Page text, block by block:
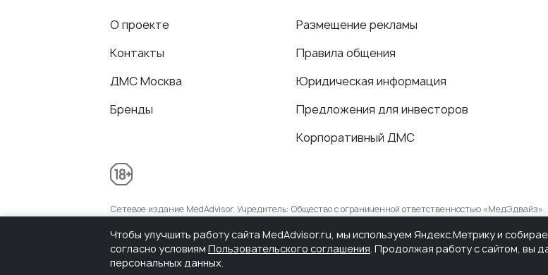
О проекте
Контакты
ДМС Москва
Бренды
Размещение рекламы
Правила общения
Юридическая информация
Предложения для инвесторов
Корпоративный ДМС
Сетевое издание MedAdvisor. Учредитель: Общество с ограниченной ответственностью
Чтобы улучшить работу сайта MedAdvisor.ru, мы используем Яндекс.Метрику и
согласно условиям Пользовательского соглашения. Продолжая работу с сайтом, вы
персональных данных.